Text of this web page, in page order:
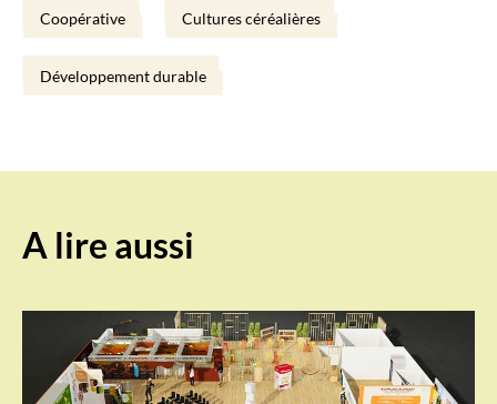
Coopérative Cultures céréalières
Développement durable
A lire aussi